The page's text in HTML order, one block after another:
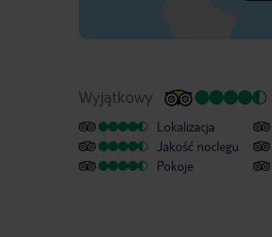
Wyjątkowy
Lokalizacja
Jakość noclegu
Pokoje